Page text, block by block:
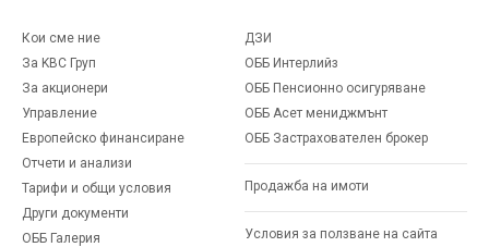
Кои сме ние
За KBC Груп
За акционери
Управление
Европейско финансиране
Отчети и анализи
Тарифи и общи условия
Други документи
ОББ Галерия
ДЗИ
ОББ Интерлийз
ОББ Пенсионно осигуряване
ОББ Асет мениджмънт
ОББ Застрахователен брокер
Продажба на имоти
Условия за ползване на сайта